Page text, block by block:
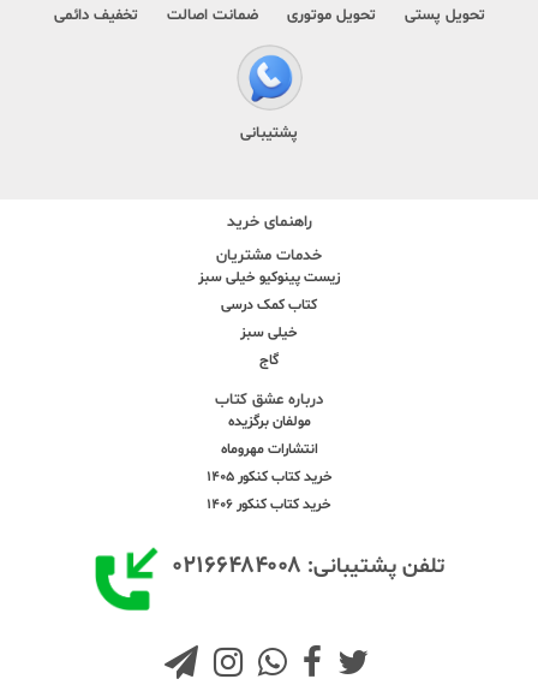
تحویل پستی تحویل موتوری ضمانت اصالت تخفیف دائمی
پشتیبانی
راهنمای خرید
خدمات مشتریان
زیست پینوکیو خیلی سبز
کتاب کمک درسی
خیلی سبز
گاج
درباره عشق کتاب
مولفان برگزیده
انتشارات مهروماه
خرید کتاب کنکور 1405
خرید کتاب کنکور 1406
تلفن پشتیبانی: ۰۲۱۶۶۴۸۴۰۰۸